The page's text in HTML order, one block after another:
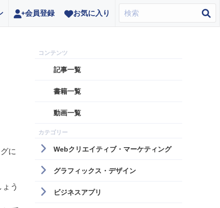
会員登録 お気に入り
に
う
記事一覧
書籍一覧
動画一覧
Webクリエイティブ・マーケティング
グラフィックス・デザイン
ビジネスアプリ